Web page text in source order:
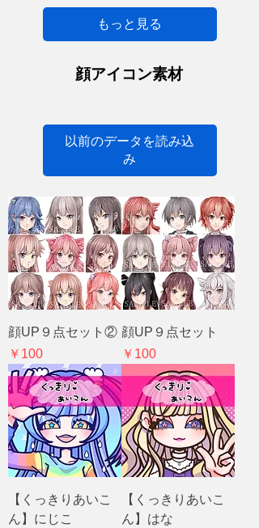
もっと見る
顔アイコン素材
以前のデータを読み込
み
顔UP９点セット②
価格
￥100
顔UP９点セット
価格
￥100
【くっきりあいこ
ん】にじこ
【くっきりあいこ
ん】はな